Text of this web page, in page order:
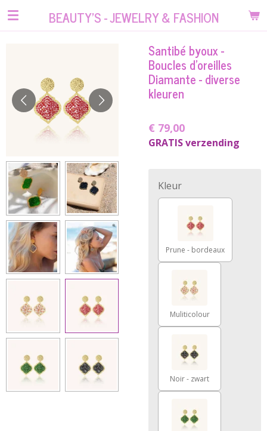
Ga
BEAUTY'S - JEWELRY & FASHION
Santibé byoux -
Boucles d'oreilles
Diamante - diverse
kleuren
€ 79,00
GRATIS verzending
Kleur
Prune - bordeaux
Muliticolour
Noir - zwart